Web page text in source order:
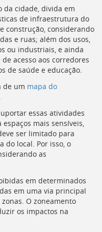
da cidade, divida em
de infraestrutura do
construção, considerando
e ruas; além dos usos,
ou industriais, e ainda
acesso aos corredores
de saúde e educação.
de um mapa do
essas atividades
mais sensíveis,
ser limitado para
do local. Por isso, o
as
em determinados
em uma via principal
O zoneamento
os impactos na